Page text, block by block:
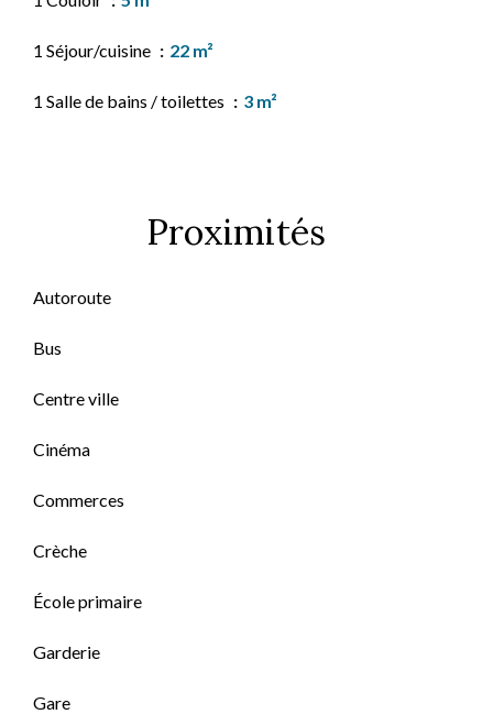
1 Séjour/cuisine 22 m²
1 Salle de bains / toilettes 3 m²
Proximités
Autoroute
Bus
Centre ville
Cinéma
Commerces
Crèche
École primaire
Garderie
Gare